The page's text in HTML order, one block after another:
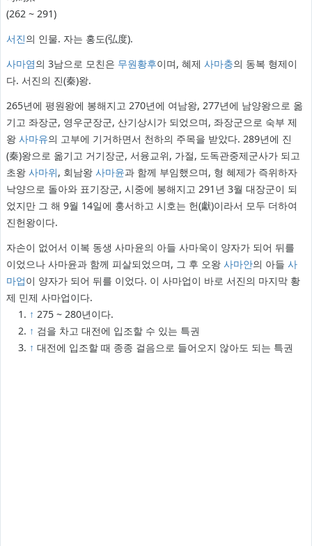
(262 ~ 291)
서진의 인물. 자는 홍도(弘度).
사마염의 3남으로 모친은 무원황후이며, 혜제 사마충의 동복 형제이
다. 서진의 진(秦)왕.
265년에 평원왕에 봉해지고 270년에 여남왕, 277년에 남양왕으로 옮
기고 좌장군, 영우군장군, 산기상시가 되었으며, 좌장군으로 숙부 제
왕 사마유의 고부에 기거하면서 천하의 주목을 받았다. 289년에 진
(秦)왕으로 옮기고 거기장군, 서융교위, 가절, 도독관중제군사가 되고
초왕 사마위, 회남왕 사마윤과 함께 부임했으며, 형 혜제가 즉위하자
낙양으로 돌아와 표기장군, 시중에 봉해지고 291년 3월 대장군이 되
었지만 그 해 9월 14일에 훙서하고 시호는 헌(獻)이라서 모두 더하여
진헌왕이다.
자손이 없어서 이복 동생 사마윤의 아들 사마욱이 양자가 되어 뒤를
이었으나 사마윤과 함께 피살되었으며, 그 후 오왕 사마안의 아들 사
마업이 양자가 되어 뒤를 이었다. 이 사마업이 바로 서진의 마지막 황
제 민제 사마업이다.
↑ 275 ~ 280년이다.
↑ 검을 차고 대전에 입조할 수 있는 특권
↑ 대전에 입조할 때 종종 걸음으로 들어오지 않아도 되는 특권